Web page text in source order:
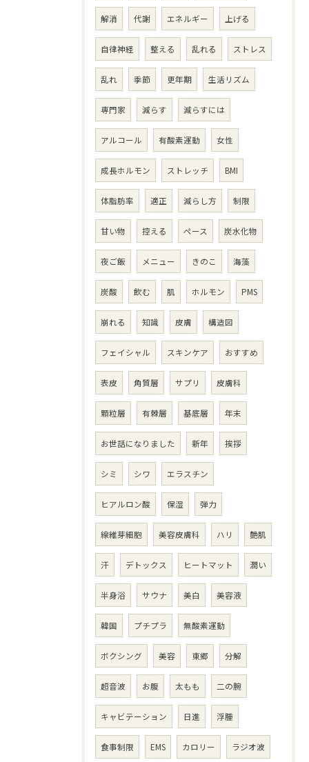
解消 代謝 エネルギー 上げる
自律神経 整える 乱れる ストレス
乱れ 季節 更年期 生活リズム
専門家 減らす 減らすには
アルコール 有酸素運動 女性
成長ホルモン ストレッチ BMI
体脂肪率 適正 減らし方 制限
甘い物 控える ペース 炭水化物
夜ご飯 メニュー きのこ 海藻
炭酸 飲む 肌 ホルモン PMS
崩れる 知識 皮膚 構造図
フェイシャル スキンケア おすすめ
表皮 角質層 サプリ 皮膚科
顆粒層 有棘層 基底層 年末
お世話になりました 新年 挨拶
シミ シワ エラスチン
ヒアルロン酸 保湿 弾力
線維芽細胞 美容皮膚科 ハリ 艶肌
汗 デトックス ヒートマット 潤い
半身浴 サウナ 美白 美容液
韓国 プチプラ 無酸素運動
ボクシング 美容 東郷 分解
超音波 お腹 太もも 二の腕
キャビテーション 日進 浮腫
食事制限 EMS カロリー ラジオ波